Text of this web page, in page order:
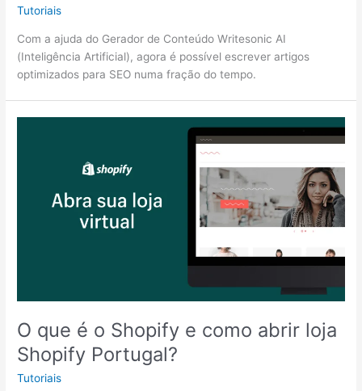
Tutoriais
Com a ajuda do Gerador de Conteúdo Writesonic AI
(Inteligência Artificial), agora é possível escrever artigos
optimizados para SEO numa fração do tempo.
O que é o Shopify e como abrir loja
Shopify Portugal?
Tutoriais